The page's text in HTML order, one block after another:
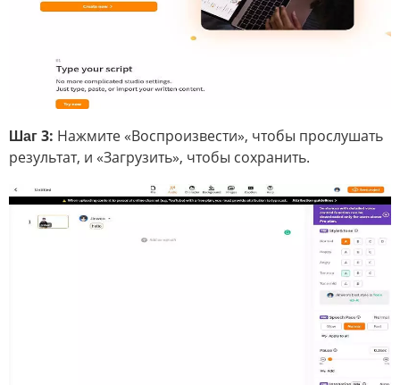
Шаг 3: Нажмите «Воспроизвести», чтобы прослушать
результат, и «Загрузить», чтобы сохранить.